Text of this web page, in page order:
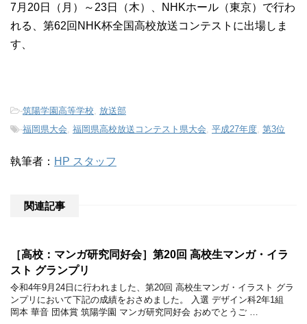
7月20日（月）～23日（木）、NHKホール（東京）で行わ
れる、第62回NHK杯全国高校放送コンテストに出場しま
す、
-筑陽学園高等学校
放送部
-福岡県大会 福岡県高校放送コンテスト県大会 平成27年度 第3位
執筆者： HP スタッフ
関連記事
［高校：マンガ研究同好会］第20回 高校生マンガ・イラ
スト グランプリ
令和4年9月24日に行われました、第20回 高校生マンガ・イラスト グラ
ンプリにおいて下記の成績をおさめました。 入選 デザイン科2年1組
岡本 華音 団体賞 筑陽学園 マンガ研究同好会 おめでとうご …